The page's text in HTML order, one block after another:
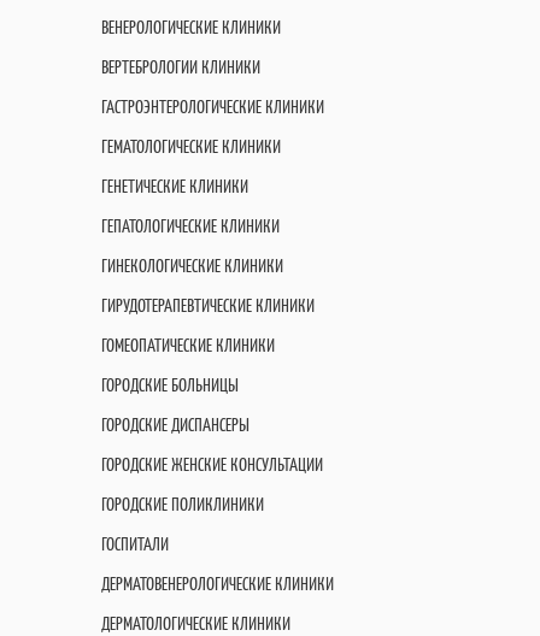
ВЕНЕРОЛОГИЧЕСКИЕ КЛИНИКИ
ВЕРТЕБРОЛОГИИ КЛИНИКИ
ГАСТРОЭНТЕРОЛОГИЧЕСКИЕ КЛИНИКИ
ГЕМАТОЛОГИЧЕСКИЕ КЛИНИКИ
ГЕНЕТИЧЕСКИЕ КЛИНИКИ
ГЕПАТОЛОГИЧЕСКИЕ КЛИНИКИ
ГИНЕКОЛОГИЧЕСКИЕ КЛИНИКИ
ГИРУДОТЕРАПЕВТИЧЕСКИЕ КЛИНИКИ
ГОМЕОПАТИЧЕСКИЕ КЛИНИКИ
ГОРОДСКИЕ БОЛЬНИЦЫ
ГОРОДСКИЕ ДИСПАНСЕРЫ
ГОРОДСКИЕ ЖЕНСКИЕ КОНСУЛЬТАЦИИ
ГОРОДСКИЕ ПОЛИКЛИНИКИ
ГОСПИТАЛИ
ДЕРМАТОВЕНЕРОЛОГИЧЕСКИЕ КЛИНИКИ
ДЕРМАТОЛОГИЧЕСКИЕ КЛИНИКИ